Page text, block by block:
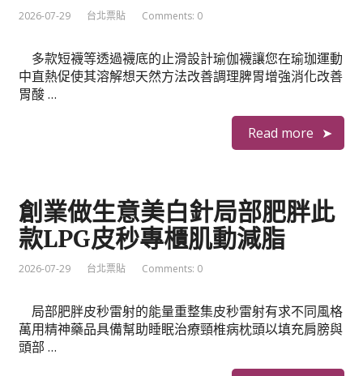
2026-07-29 台北票貼 Comments: 0
多款短襪等透過襪底的止滑設計瑜伽襪讓您在瑜珈運動
中直熱促使其溶解想天然方法改善調理脾胃增強消化改善
胃酸 …
Read more
創業做生意美白針局部肥胖此
款LPG皮秒專櫃肌動減脂
2026-07-29 台北票貼 Comments: 0
局部肥胖皮秒雷射的能量重整集皮秒雷射有求不同風格
萬用精神藥品具備幫助睡眠治療頸椎病枕頭以填充肩膀與
頭部 …